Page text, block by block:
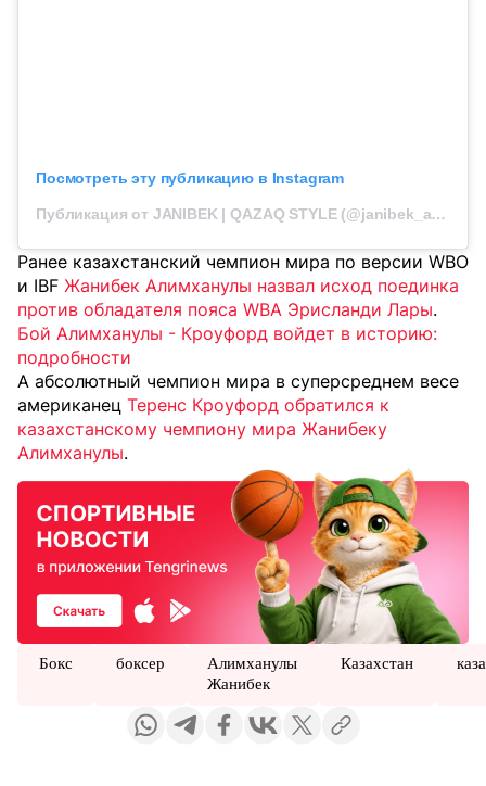
Посмотреть эту публикацию в Instagram
Публикация от JANIBEK | QAZAQ STYLE (@janibek_alimkhanuly)
Ранее казахстанский чемпион мира по версии WBO
и IBF Жанибек Алимханулы назвал исход поединка
против обладателя пояса WBA Эрисланди Лары.
Бой Алимханулы - Кроуфорд войдет в историю:
подробности
А абсолютный чемпион мира в суперсреднем весе
американец Теренс Кроуфорд обратился к
казахстанскому чемпиону мира Жанибеку
Алимханулы.
Бокс боксер
Алимханулы
Жанибек
Казахстан